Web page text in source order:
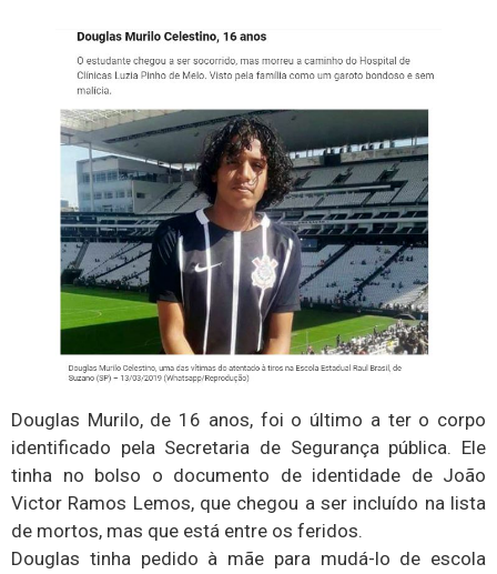
Douglas Murilo, de 16 anos, foi o último a ter o corpo
identificado pela Secretaria de Segurança pública. Ele
tinha no bolso o documento de identidade de João
Victor Ramos Lemos, que chegou a ser incluído na lista
de mortos, mas que está entre os feridos.
Douglas tinha pedido à mãe para mudá-lo de escola